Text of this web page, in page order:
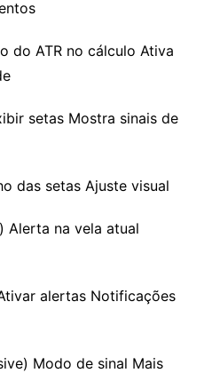
do ATR no cálculo Ativa
setas Mostra sinais de
das setas Ajuste visual
Alerta na vela atual
alertas Notificações
Modo de sinal Mais